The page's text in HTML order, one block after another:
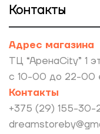
Контакты
Адрес магазина
ТЦ “АренаCity” 1
с 10-00 до 22-00
Контакты
+375 (29) 155-30-